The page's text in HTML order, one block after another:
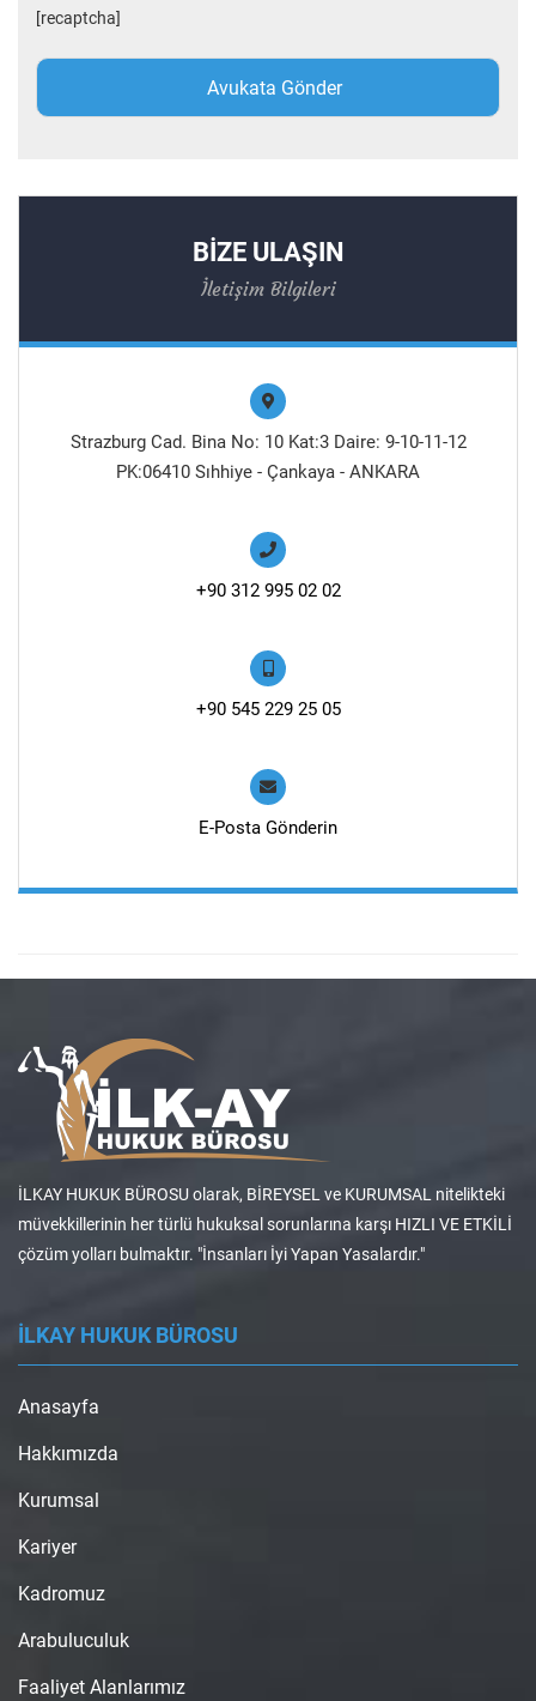
[recaptcha]
BİZE ULAŞIN
İletişim Bilgileri
Strazburg Cad. Bina No: 10 Kat:3 Daire: 9-10-11-12
PK:06410 Sıhhiye - Çankaya - ANKARA
+90 312 995 02 02
+90 545 229 25 05
E-Posta Gönderin
İLKAY HUKUK BÜROSU olarak, BİREYSEL ve KURUMSAL nitelikteki
müvekkillerinin her türlü hukuksal sorunlarına karşı HIZLI VE ETKİLİ
çözüm yolları bulmaktır. "İnsanları İyi Yapan Yasalardır."
İLKAY HUKUK BÜROSU
Anasayfa
Hakkımızda
Kurumsal
Kariyer
Kadromuz
Arabuluculuk
Faaliyet Alanlarımız